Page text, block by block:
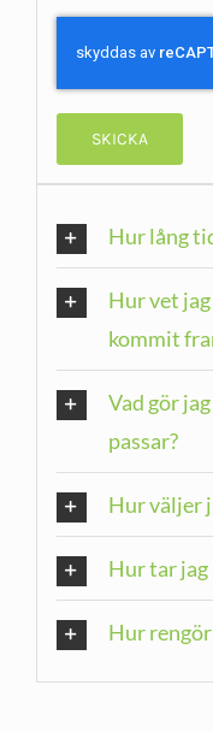
Hur lång
Hur vet
kommit
Vad gör
passar?
Hur väljer
Hur tar jag
Hur